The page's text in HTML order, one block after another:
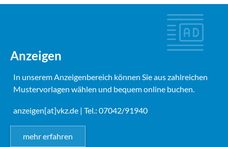
Anzeigen
In unserem Anzeigenbereich können Sie aus zahlreichen
Mustervorlagen wählen und bequem online buchen.
anzeigen[at]vkz.de | Tel.: 07042/91940
mehr erfahren